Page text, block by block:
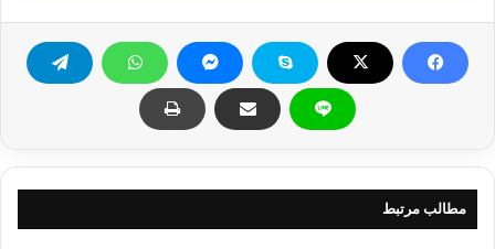
اخوان المسلمین مصر
کپی آدرس
مطالب مرتبط